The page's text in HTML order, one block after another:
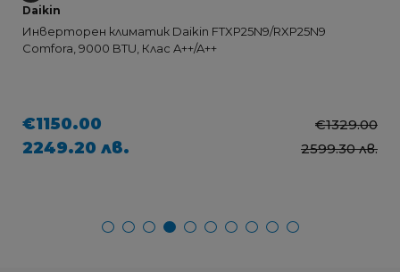
Daikin
Инверторен климатик Daikin FTXP25N9/RXP25N9
Comfora, 9000 BTU, Клас A++/A++
€1150.00 €1329.00
2249.20 лв. 2599.30 лв.